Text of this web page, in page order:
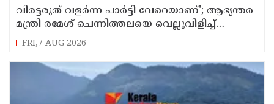
വിരട്ടരുത് വളര്‍ന്ന പാര്‍ട്ടി വേറെയാണ്'; ആഭ്യന്തര
മന്ത്രി രമേശ് ചെന്നിത്തലയെ വെല്ലുവിളിച്ച്
അര്‍ജുന്‍ ആയങ്കി
FRI,7 AUG 2026